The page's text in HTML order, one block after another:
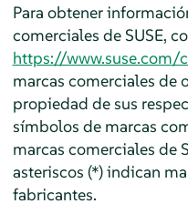
Para obtener
comerciales de SUSE,
https://
marcas comerciales de
propiedad de sus
símbolos de marcas
marcas comerciales de
asteriscos (*) indican
fabricantes.